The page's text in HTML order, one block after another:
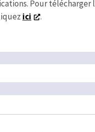
Pour
ici .